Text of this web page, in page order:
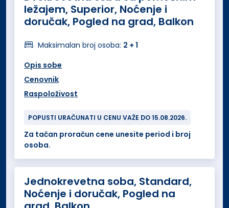
ležajem, Superior, Noćenje i
doručak, Pogled na grad, Balkon
Maksimalan broj osoba: 2 + 1
Opis sobe
Cenovnik
Raspoloživost
POPUSTI URAČUNATI U CENU VAŽE DO 15.08.2026.
Za tačan proračun cene unesite period i broj
osoba.
Jednokrevetna soba, Standard,
Noćenje i doručak, Pogled na